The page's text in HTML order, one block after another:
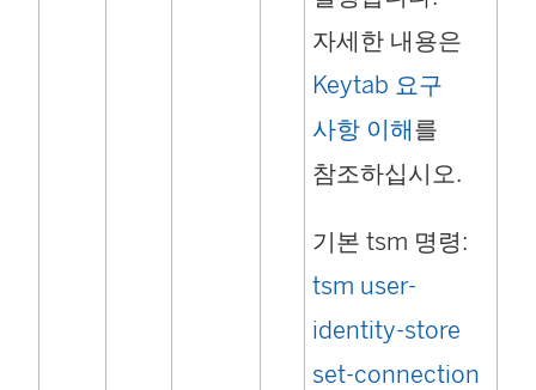
자세한 내용은
Keytab 요구
사항 이해를
참조하십시오.
기본 tsm 명령:
tsm user-
identity-store
set-connection